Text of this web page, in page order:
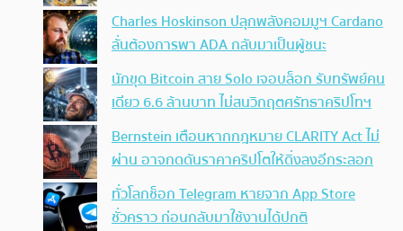
Charles Hoskinson ปลุกพลังคอมมูฯ Cardano
ลั่นต้องการพา ADA กลับมาเป็นผู้ชนะ
นักขุด Bitcoin สาย Solo เจอบล็อก รับทรัพย์คน
เดียว 6.6 ล้านบาท ไม่สนวิกฤตศรัทธาคริปโทฯ
Bernstein เตือนหากกฎหมาย CLARITY Act ไม่
ผ่าน อาจกดดันราคาคริปโตให้ดิ่งลงอีกระลอก
ทั่วโลกช็อก Telegram หายจาก App Store
ชั่วคราว ก่อนกลับมาใช้งานได้ปกติ